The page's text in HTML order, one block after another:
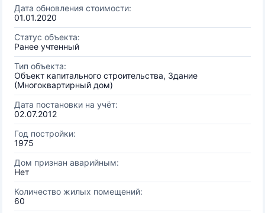
Дата обновления стоимости:
01.01.2020
Статус объекта:
Ранее учтенный
Тип объекта:
Объект капитального строительства, Здание
(Многоквартирный дом)
Дата постановки на учёт:
02.07.2012
Год постройки:
1975
Дом признан аварийным:
Нет
Количество жилых помещений:
60